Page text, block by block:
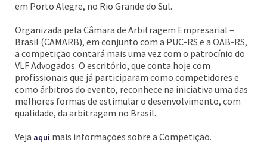
em Porto Alegre, no Rio Grande do Sul.
Organizada pela Câmara de Arbitragem Empresarial –
Brasil (CAMARB), em conjunto com a PUC-RS e a OAB-RS,
a competição contará mais uma vez com o patrocínio do
VLF Advogados. O escritório, que conta hoje com
profissionais que já participaram como competidores e
como árbitros do evento, reconhece na iniciativa uma das
melhores formas de estimular o desenvolvimento, com
qualidade, da arbitragem no Brasil.
Veja aqui mais informações sobre a Competição.